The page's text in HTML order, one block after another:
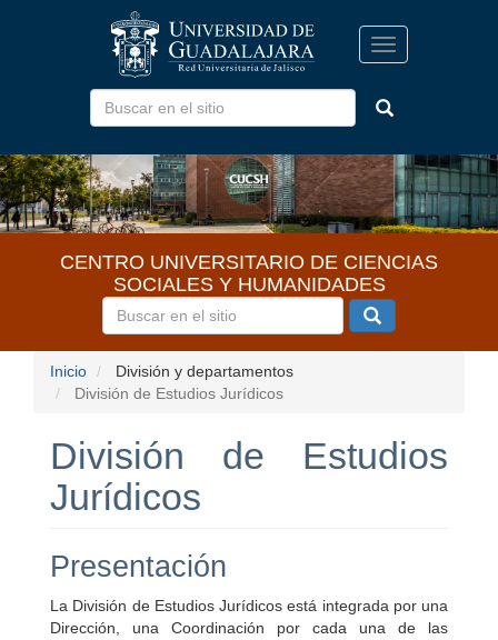
Toggle
navigation
CENTRO UNIVERSITARIO DE CIENCIAS
SOCIALES Y HUMANIDADES
Inicio
División y departamentos
División de Estudios Jurídicos
División de Estudios
Jurídicos
Presentación
La División de Estudios Jurídicos está integrada por una
Dirección, una Coordinación por cada una de las